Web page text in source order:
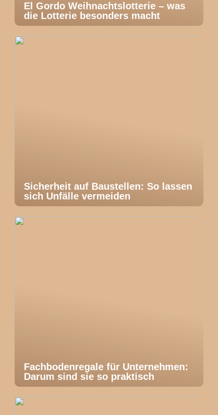
El Gordo Weihnachtslotterie – was
die Lotterie besonders macht
Sicherheit auf Baustellen: So lassen
sich Unfälle vermeiden
Fachbodenregale für Unternehmen:
Darum sind sie so praktisch